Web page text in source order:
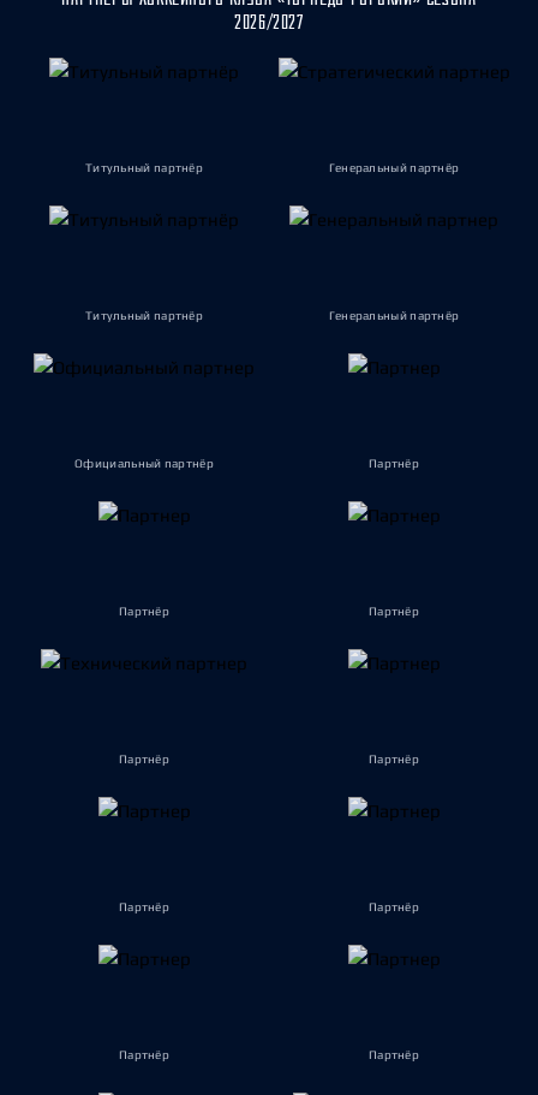
2026/2027
Титульный партнёр Генеральный партнёр
Титульный партнёр Генеральный партнёр
Официальный партнёр Партнёр
Партнёр Партнёр
Партнёр Партнёр
Партнёр Партнёр
Партнёр Партнёр